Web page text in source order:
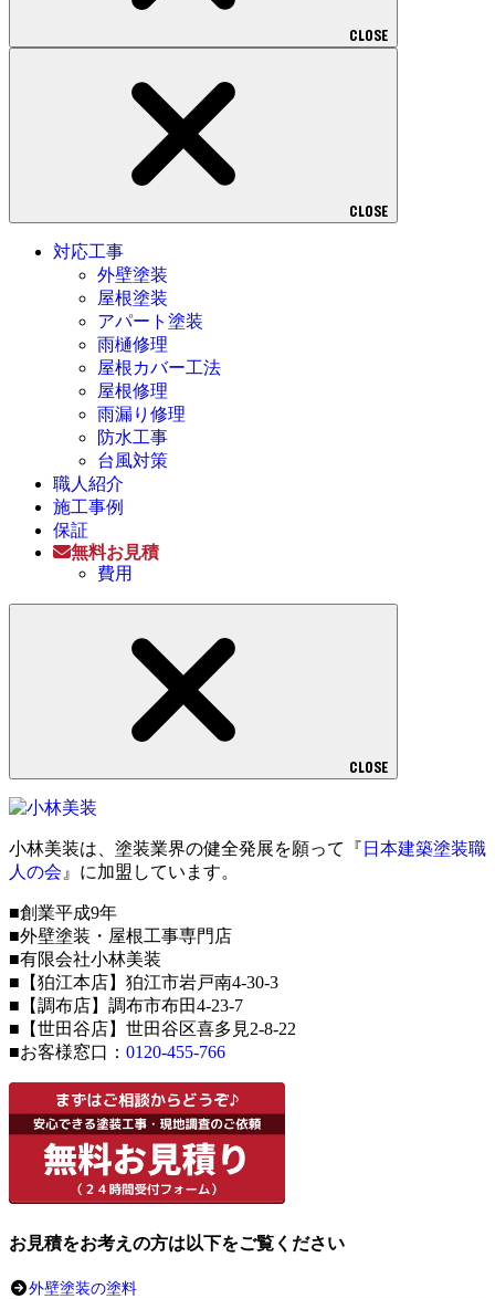
CLOSE
CLOSE
対応工事
外壁塗装
屋根塗装
アパート塗装
雨樋修理
屋根カバー工法
屋根修理
雨漏り修理
防水工事
台風対策
職人紹介
施工事例
保証
無料お見積
費用
CLOSE
小林美装は、塗装業界の健全発展を願って『 日本建築塗装職
人の会 』に加盟しています。
■創業平成9年
■外壁塗装・屋根工事専門店
■有限会社小林美装
■【狛江本店】狛江市岩戸南4-30-3
■【調布店】調布市布田4-23-7
■【世田谷店】世田谷区喜多見2-8-22
■お客様窓口： 0120-455-766
お見積をお考えの方は以下をご覧ください
外壁塗装の塗料